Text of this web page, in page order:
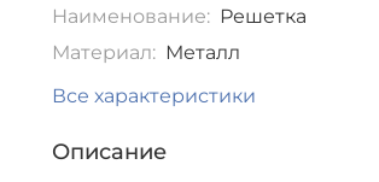
Наименование: Решетка
Материал: Металл
Все характеристики
Описание